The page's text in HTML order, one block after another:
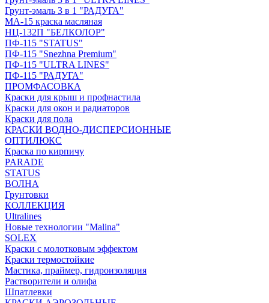
Грунт-эмаль 3 в 1 "РАДУГА"
МА-15 краска масляная
НЦ-132П "БЕЛКОЛОР"
ПФ-115 "STATUS"
ПФ-115 "Snezhna Premium"
ПФ-115 "ULTRA LINES"
ПФ-115 "РАДУГА"
ПРОМФАСОВКА
Краски для крыш и профнастила
Краски для окон и радиаторов
Краски для пола
КРАСКИ ВОДНО-ДИСПЕРСИОННЫЕ
ОПТИЛЮКС
Краска по кирпичу
PARADE
STATUS
ВОЛНА
Грунтовки
КОЛЛЕКЦИЯ
Ultralines
Новые технологии "Malina"
SOLEX
Краски с молотковым эффектом
Краски термостойкие
Мастика, праймер, гидроизоляция
Растворители и олифа
Шпатлевки